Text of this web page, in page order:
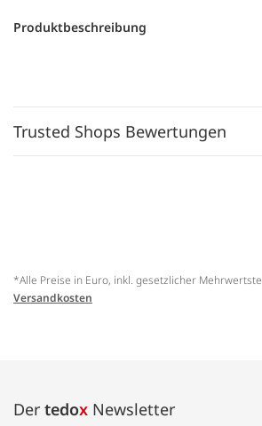
Produktbeschreibung
Trusted Shops Bewertungen
*Alle Preise in Euro, inkl. gesetzlicher
Versandkosten
Der tedox Newsletter